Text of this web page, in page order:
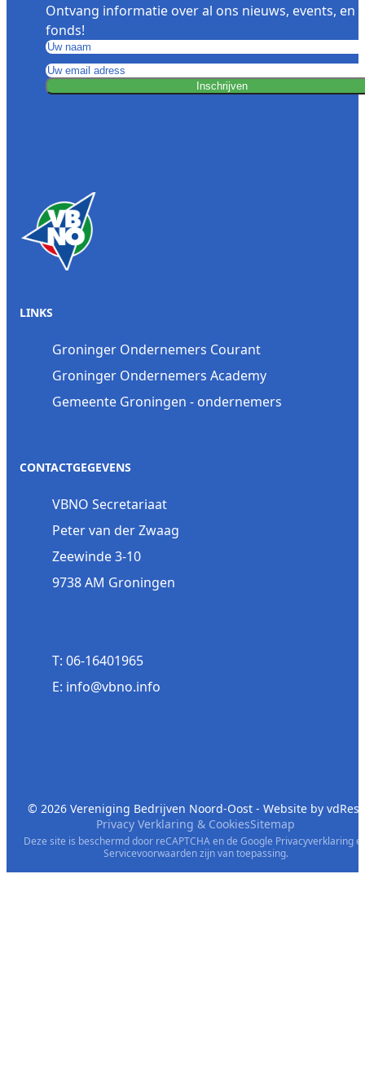
Ontvang informatie over al ons nieuws, events, en
fonds!
Inschrijven
LINKS
Groninger Ondernemers Courant
Groninger Ondernemers Academy
Gemeente Groningen - ondernemers
CONTACTGEGEVENS
VBNO Secretariaat
Peter van der Zwaag
Zeewinde 3-10
9738 AM Groningen
T: 06-16401965
E: info@vbno.info
© 2026 Vereniging Bedrijven Noord-Oost - Website by vdRest
Privacy Verklaring & CookiesSitemap
Deze site is beschermd door reCAPTCHA en de Google Privacyverklaring
Servicevoorwaardenzijn van toepassing.